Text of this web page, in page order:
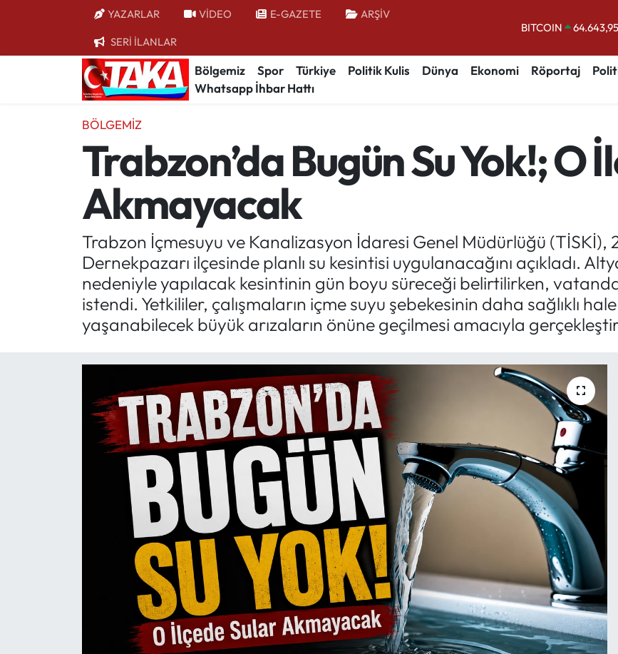
YAZARLAR VİDEO E-GAZETE ARŞİV
SERİ İLANLAR
DOLAR
EURO
55,0406
STERLİN
Bölgemiz Spor Türkiye Politik Kulis Dünya Ekonomi Röportaj
Whatsapp İhbar Hattı
BÖLGEMIZ
Trabzon’da Bugün Su Yok!; O
Akmayacak
Trabzon İçmesuyu ve Kanalizasyon İdaresi Genel Müdürlüğü (TİSKİ),
Dernekpazarı ilçesinde planlı su kesintisi uygulanacağını açıkladı.
nedeniyle yapılacak kesintinin gün boyu süreceği belirtilirken,
istendi. Yetkililer, çalışmaların içme suyu şebekesinin daha sağlıklı
yaşanabilecek büyük arızaların önüne geçilmesi amacıyla
Bölgemiz
Kültür/Sanat
Politik Kulis
Magazin
Köşe Yazıları
Karikatür Galeri
Trabzon Nöbetçi Eczaneler
Trabzon Hava Durumu
Trabzon Trafik Yoğunluk Haritası
Süper Lig Puan Durumu ve Fikstür
Tüm Manşetler
Son Dakika Haberleri
Haber Arşivi